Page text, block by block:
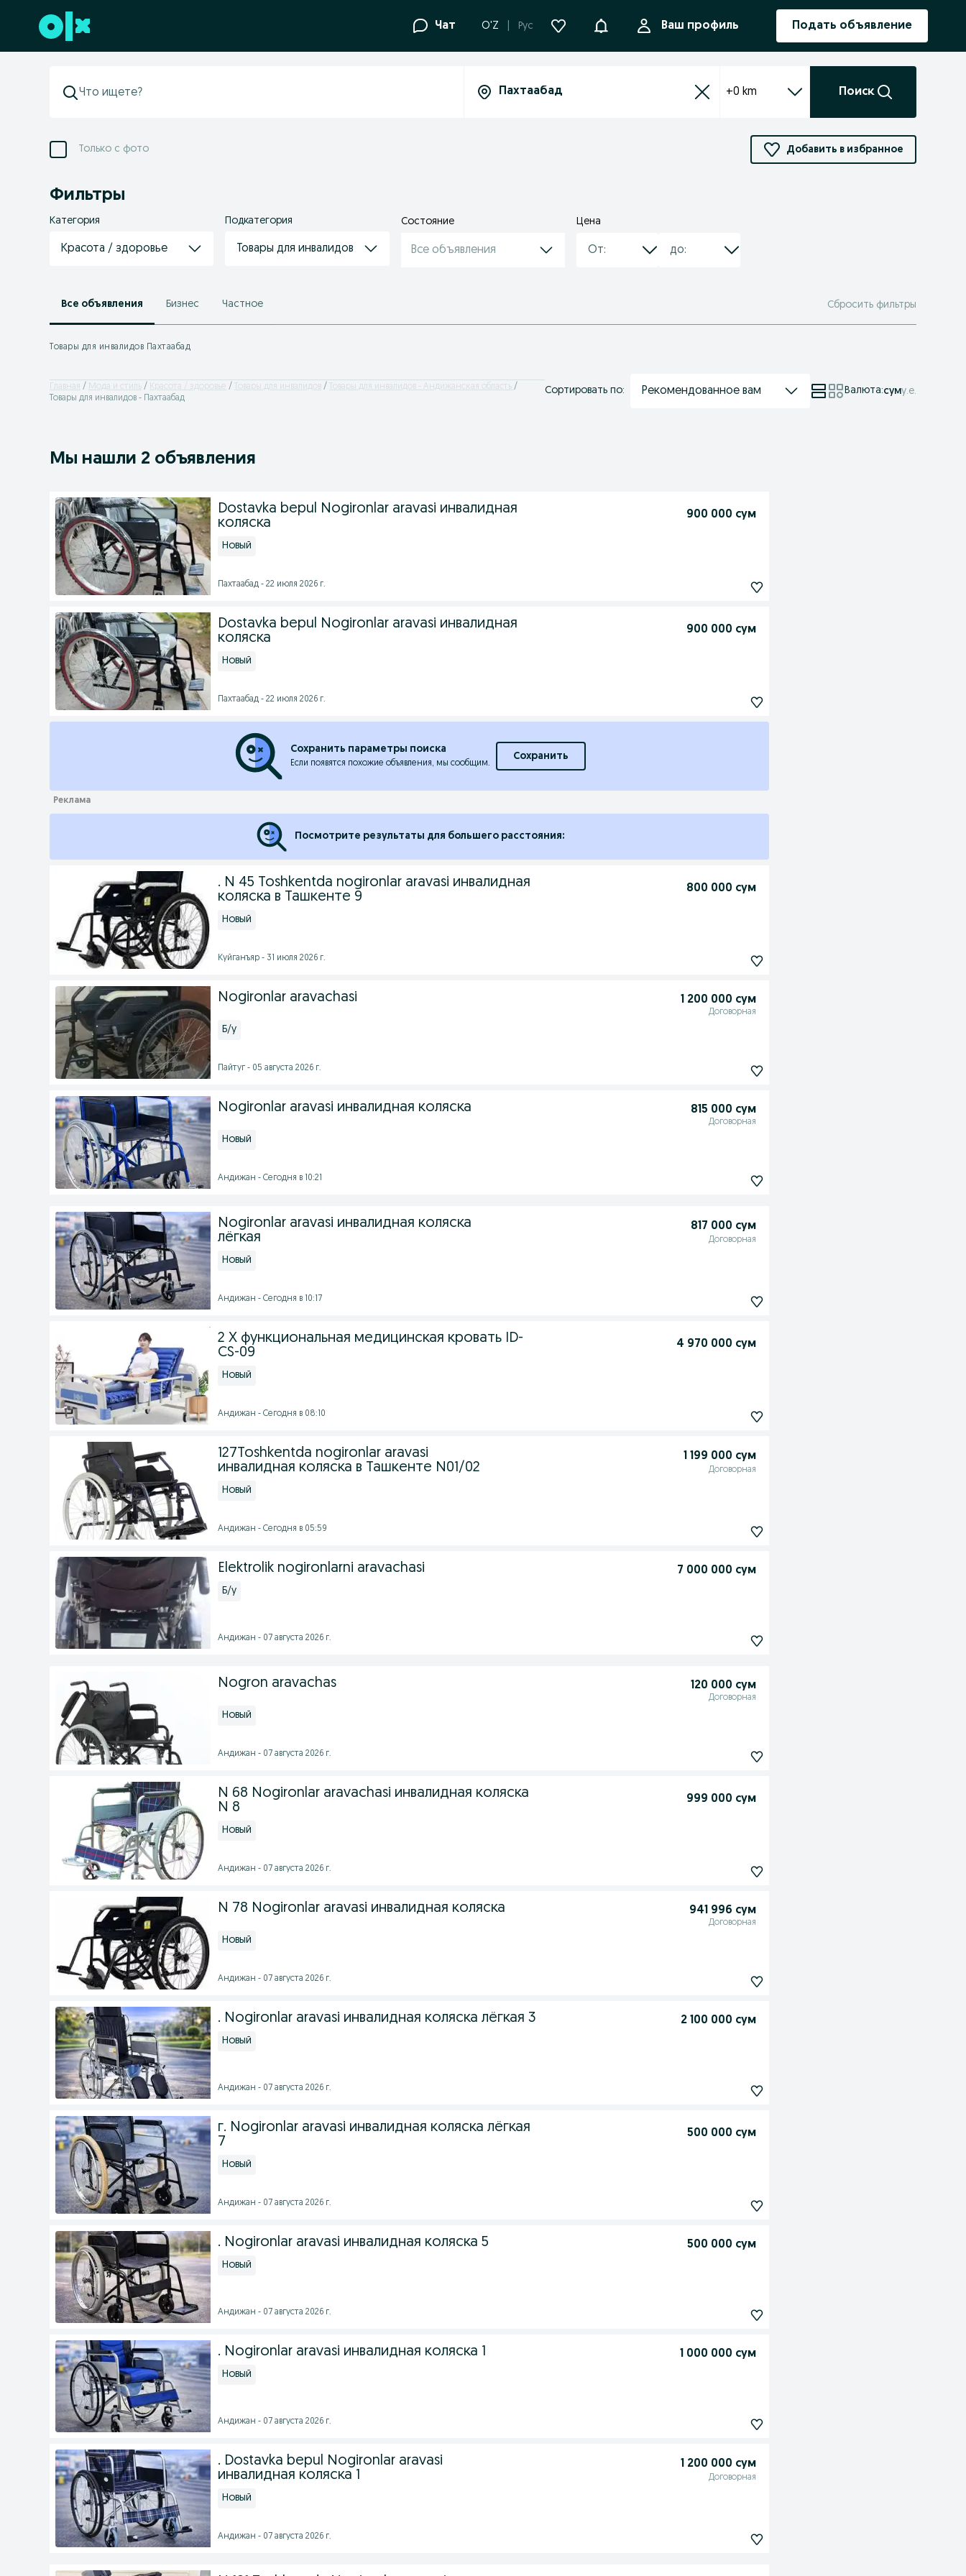
Перейти к нижнему колонтитулу Чат O'Z Рус УведомленияВаш профиль Подать объявление
+0 km Поиск
Только с фото Добавить в избранное
Фильтры
Категория
Красота / здоровье
Подкатегория
Товары для инвалидов
Состояние
Все объявления
Цена
Все объявления Бизнес Частное Сбросить фильтры
Товары для инвалидов Пахтаабад
Главная Мода и стиль Красота / здоровье Товары для инвалидов
Товары для инвалидов - Андижанская область
Товары для инвалидов - Пахтаабад
Сортировать по: Рекомендованное вам Валюта:суму.е.
Мы нашли 2 объявления
Dostavka bepul Nogironlar aravasi инвалидная
коляска
900 000 сум
Новый
Пахтаабад - 22 июля 2026 г.
Dostavka bepul Nogironlar aravasi инвалидная
коляска
900 000 сум
Новый
Пахтаабад - 22 июля 2026 г.
Сохранить параметры поиска
Если появятся похожие объявления, мы сообщим.
Сохранить
Посмотрите результаты для большего расстояния:
. N 45 Toshkentda nogironlar aravasi инвалидная
коляска в Ташкенте 9
800 000 сум
Новый
Куйганъяр - 31 июля 2026 г.
Nogironlar aravachasi 1 200 000 сум
Договорная
Б/у
Пайтуг - 05 августа 2026 г.
Nogironlar aravasi инвалидная коляска 815 000 сум
Договорная
Новый
Андижан - Сегодня в 10:21
Nogironlar aravasi инвалидная коляска
лёгкая
817 000 сум
Договорная
Новый
Андижан - Сегодня в 10:17
2 Х функциональная медицинская кровать ID-
CS-09
4 970 000 сум
Новый
Андижан - Сегодня в 08:10
127Toshkentda nogironlar aravasi
инвалидная коляска в Ташкенте N01/02
1 199 000 сум
Договорная
Новый
Андижан - Сегодня в 05:59
Elektrolik nogironlarni aravachasi 7 000 000 сум
Б/у
Андижан - 07 августа 2026 г.
Nogron aravachas 120 000 сум
Договорная
Новый
Андижан - 07 августа 2026 г.
N 68 Nogironlar aravachasi инвалидная коляска
N 8
999 000 сум
Новый
Андижан - 07 августа 2026 г.
N 78 Nogironlar aravasi инвалидная коляска 941 996 сум
Договорная
Новый
Андижан - 07 августа 2026 г.
. Nogironlar aravasi инвалидная коляска лёгкая 3 2 100 000 сум
Новый
Андижан - 07 августа 2026 г.
г. Nogironlar aravasi инвалидная коляска лёгкая
7
500 000 сум
Новый
Андижан - 07 августа 2026 г.
. Nogironlar aravasi инвалидная коляска 5 500 000 сум
Новый
Андижан - 07 августа 2026 г.
. Nogironlar aravasi инвалидная коляска 1 1 000 000 сум
Новый
Андижан - 07 августа 2026 г.
. Dostavka bepul Nogironlar aravasi
инвалидная коляска 1
1 200 000 сум
Договорная
Новый
Андижан - 07 августа 2026 г.